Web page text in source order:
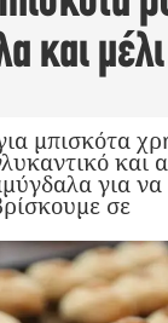
και μέλι
μπισκότα
και
για να
σε